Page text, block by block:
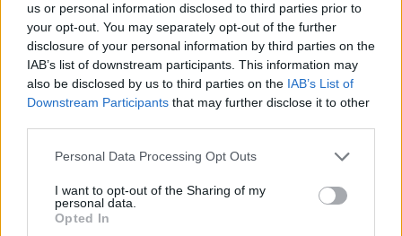
us or personal information disclosed to third parties prior to
your opt-out. You may separately opt-out of the further
disclosure of your personal information by third parties on the
IAB’s list of downstream participants. This information may
also be disclosed by us to third parties on the IAB’s List of
Downstream Participants that may further disclose it to other
Please note that this website/app uses one or more Google
not limited to your visit or usage behaviour. You may click to
grant or deny consent to Google and its third-party tags to
use your data for below specified purposes in below Google
Personal Data Processing Opt Outs
I want to opt-out of the Sharing of my
personal data.
Opted In
Hirdetés